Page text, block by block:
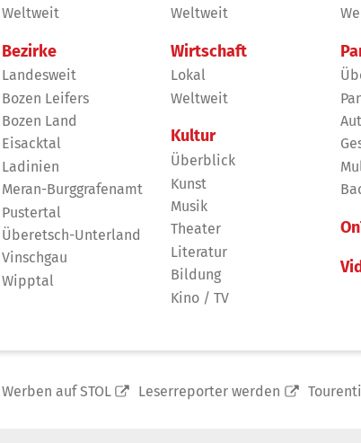
Weltweit
Bezirke
Landesweit
Bozen Leifers
Bozen Land
Eisacktal
Ladinien
Meran-Burggrafenamt
Pustertal
Überetsch-Unterland
Vinschgau
Wipptal
Weltweit
Wirtschaft
Lokal
Weltweit
Kultur
Überblick
Kunst
Musik
Theater
Literatur
Bildung
Kino / TV
Werben auf STOL Leserreporter werden